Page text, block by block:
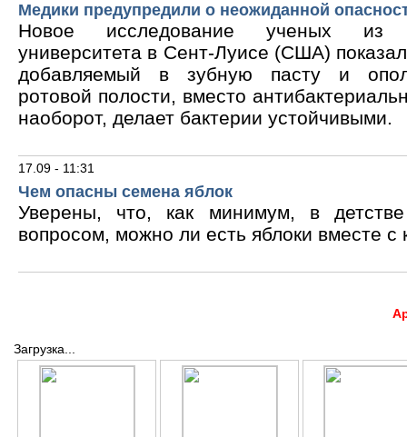
Медики предупредили о неожиданной
Новое исследование ученых из
университета в Сент-Луисе (США)
добавляемый в зубную пасту и
ротовой полости, вместо
наоборот, делает бактерии устойчивыми.
17.09 - 11:31
Чем опасны семена яблок
Уверены, что, как минимум, в
вопросом, можно ли есть яблоки вместе с
Загрузка...